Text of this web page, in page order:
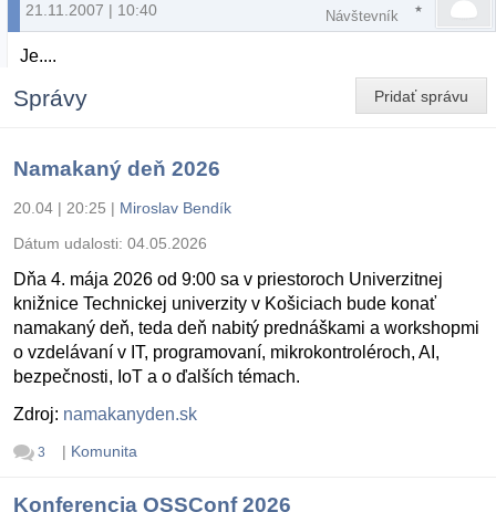
21.11.2007 | 10:40 Návštevník
Je....
Pridať správu
Správy
Namakaný deň 2026
20.04 | 20:25 | Miroslav Bendík
Dátum udalosti: 04.05.2026
Dňa 4. mája 2026 od 9:00 sa v priestoroch Univerzitnej
knižnice Technickej univerzity v Košiciach bude konať
namakaný deň, teda deň nabitý prednáškami a workshopmi
o vzdelávaní v IT, programovaní, mikrokontroléroch, AI,
bezpečnosti, IoT a o ďalších témach.
Zdroj: namakanyden.sk
3 | Komunita
Konferencia OSSConf 2026